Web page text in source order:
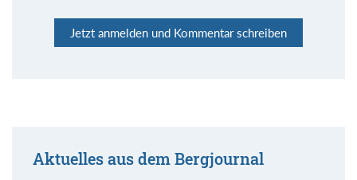
Jetzt anmelden und Kommentar schreiben
Aktuelles aus dem Bergjournal